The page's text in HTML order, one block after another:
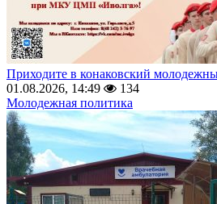
Приходите в конаковский
01.08.2026, 14:49
134
Молодежная политика